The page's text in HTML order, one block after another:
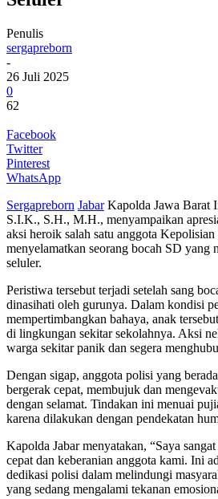
Penulis
sergapreborn
-
26 Juli 2025
0
62
Facebook
Twitter
Pinterest
WhatsApp
Sergapreborn JabarKapolda Jawa Barat
S.I.K., S.H., M.H., menyampaikan
aksi heroik salah satu anggota Kepolisian
menyelamatkan seorang bocah SD yang
seluler.
Peristiwa tersebut terjadi setelah sang
dinasihati oleh gurunya. Dalam kondisi
mempertimbangkan bahaya, anak
di lingkungan sekitar sekolahnya. Aksi
warga sekitar panik dan segera
Dengan sigap, anggota polisi yang
bergerak cepat, membujuk dan
dengan selamat. Tindakan ini menuai
karena dilakukan dengan pendekatan
Kapolda Jabar menyatakan, “Saya
cepat dan keberanian anggota kami. Ini
dedikasi polisi dalam melindungi
yang sedang mengalami tekanan